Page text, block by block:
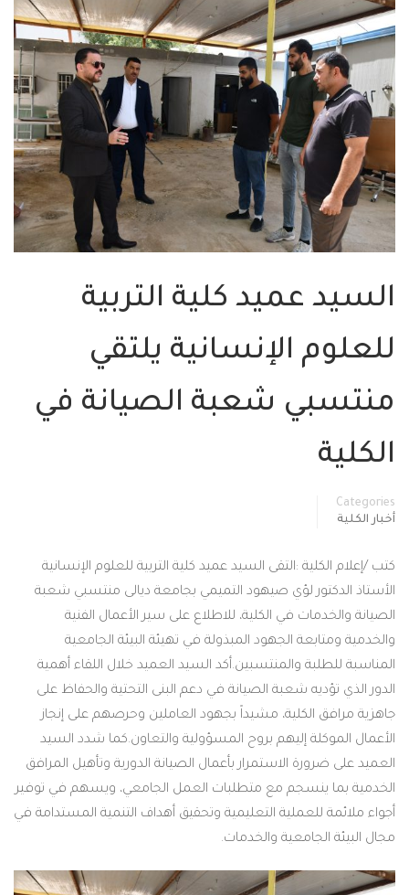
عميد كلية التربية
الإنسانية يلتقي
شعبة الصيانة في
الكلية
/إعلام الكلية :التقى السيد عميد كلية التربية للعلوم الإنسانية
الدكتور لؤي صيهود التميمي بجامعة ديالى منتسبي شعبة
والخدمات في الكلية، للاطلاع على سير الأعمال الفنية
ومتابعة الجهود المبذولة في تهيئة البيئة الجامعية
للطلبة والمنتسبين.أكد السيد العميد خلال اللقاء أهمية
الذي تؤديه شعبة الصيانة في دعم البنى التحتية والحفاظ على
مرافق الكلية، مشيداً بجهود العاملين وحرصهم على إنجاز
الموكلة إليهم بروح المسؤولية والتعاون.كما شدد السيد
على ضرورة الاستمرار بأعمال الصيانة الدورية وتأهيل المرافق
بما ينسجم مع متطلبات العمل الجامعي، ويسهم في توفير
ملائمة للعملية التعليمية وتحقيق أهداف التنمية المستدامة في
البيئة الجامعية والخدمات.